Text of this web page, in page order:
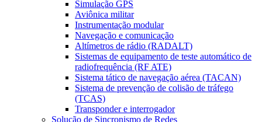
Simulação GPS
Aviônica militar
Instrumentação modular
Navegação e comunicação
Altímetros de rádio (RADALT)
Sistemas de equipamento de teste automático de
radiofrequência (RF ATE)
Sistema tático de navegação aérea (TACAN)
Sistema de prevenção de colisão de tráfego
(TCAS)
Transponder e interrogador
Solução de Sincronismo de Redes